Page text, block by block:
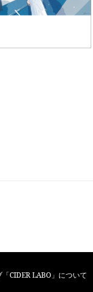
CIDER LABO」について